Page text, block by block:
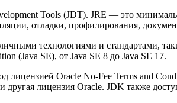
Tools (JDT). JRE — это
отладки, профилирования,
технологиями и стандартами,
(Java SE), от Java SE 8 до Java SE 17.
лицензией Oracle No-Fee Terms and
другая лицензия Oracle. JDK также